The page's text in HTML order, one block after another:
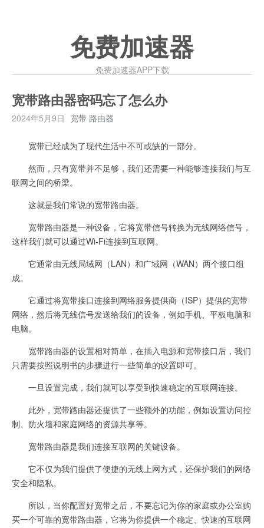
免费加速器
免费加速器APP下载
宽带路由器密码忘了怎么办
2024年5月9日 宽带 路由器
宽带已经成为了现代生活中不可或缺的一部分。
然而，只有宽带并不足够，我们还需要一种能够连接我们与互
联网之间的桥梁。
这就是我们常说的宽带路由器。
宽带路由器是一种设备，它将宽带信号转换为无线网络信号，
这样我们就可以通过Wi-Fi连接到互联网。
它通常由无线局域网（LAN）和广域网（WAN）两个接口组
成。
它通过将宽带接口连接到网络服务提供商（ISP）提供的宽带
网络，然后将无线信号发送给我们的设备，例如手机、平板电脑和
电脑。
宽带路由器的设置相对简单，在插入电源和宽带接口后，我们
只需要按照说明书的步骤进行一些简单的设置即可。
一旦设置完成，我们就可以享受到快速稳定的互联网连接。
此外，宽带路由器还提供了一些额外的功能，例如设置访问控
制、防火墙和家庭网络的资源共享等。
宽带路由器是我们连接互联网的关键设备。
它不仅为我们提供了便捷的无线上网方式，还保护我们的网络
安全和隐私。
所以，当你配置好宽带之后，不要忘记为你的家庭或办公室购
买一个可靠的宽带路由器，它将为你提供一个稳定、快速的互联网